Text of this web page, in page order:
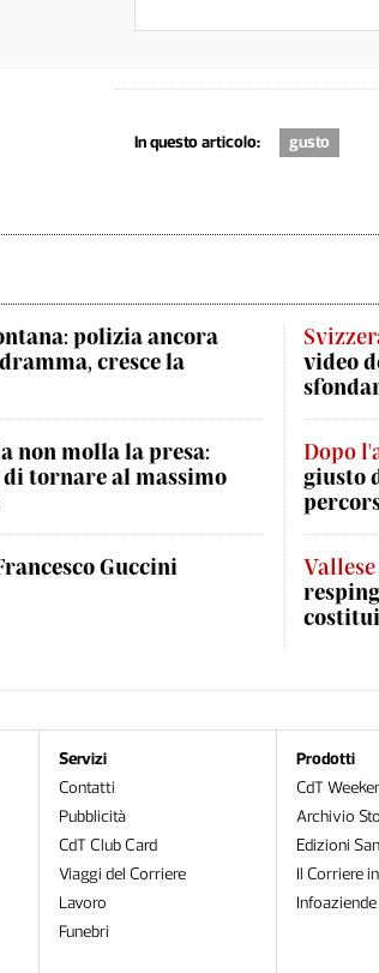
In questo articolo: gusto
polizia ancora
cresce la
non molla la presa:
tornare al massimo
Guccini
video
Dopo
giusto
Vallese
Servizi
Contatti
Pubblicità
CdT Club Card
Viaggi del Corriere
Lavoro
Funebri
Prodotti
CdT
Archivio
Edizioni
Il Corriere
Infoaziende